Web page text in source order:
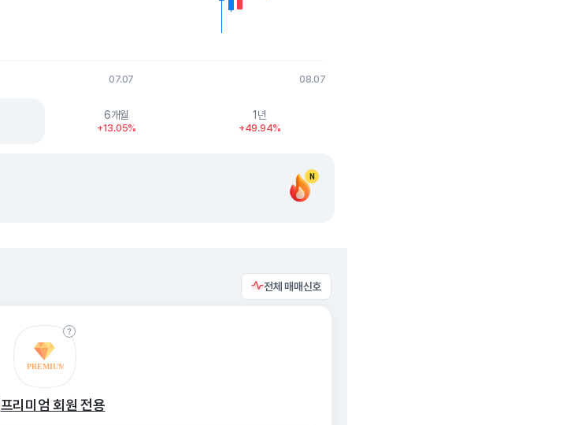
07.07 08.07
6개월
+13.05%
1년
+49.94%
N
전체 매매신호
프리미엄 회원 전용